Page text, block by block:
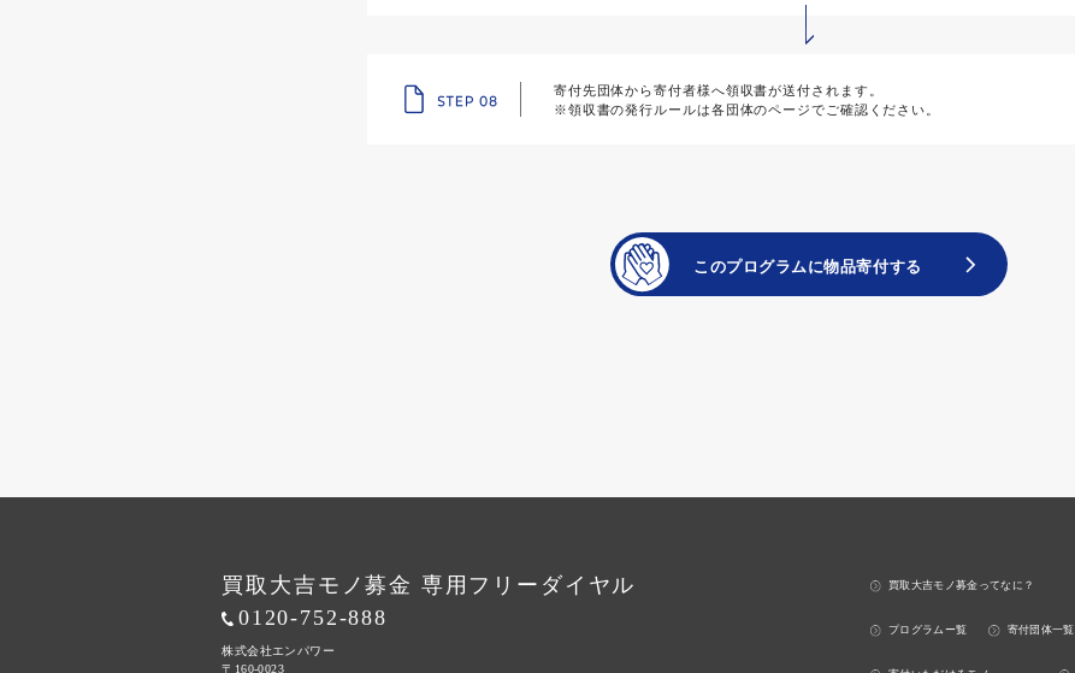
寄付先団体から寄付者様へ領収書が送付されます。
※領収書の発行ルールは各団体のページでご確認ください。
買取大吉モノ募金 専用フリーダイヤル
0120-752-888
株式会社エンパワー
〒160-0023
買取大吉モノ募金ってなに？
プログラムー覧 寄付団体一覧